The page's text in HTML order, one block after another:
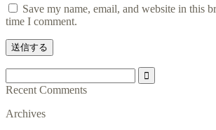
Save my name, email, and website in this
time I comment.
Recent Comments
Archives